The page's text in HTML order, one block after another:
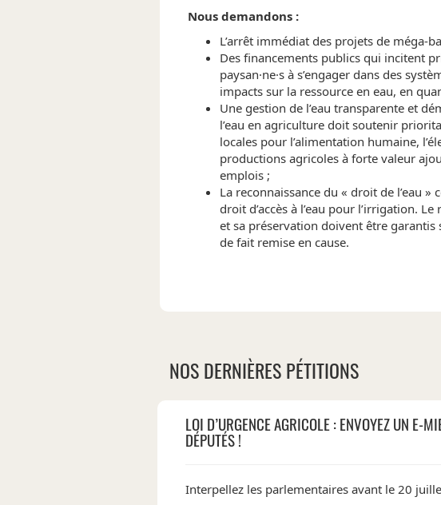
Nous demandons :
L’arrêt immédiat des projets de méga-
Des financements publics qui incitent
paysan·ne·s à s’engager dans des
impacts sur la ressource en eau, en
Une gestion de l’eau transparente et
l’eau en agriculture doit soutenir
locales pour l’alimentation humaine,
productions agricoles à forte valeur
emplois ;
La reconnaissance du « droit de l’eau »
droit d’accès à l’eau pour l’irrigation. Le
et sa préservation doivent être
de fait remise en cause.
NOS DERNIÈRES PÉTITIONS
LOI D’URGENCE AGRICOLE : ENVOYEZ UN E-
DÉPUTÉS !
Interpellez les parlementaires avant le 20